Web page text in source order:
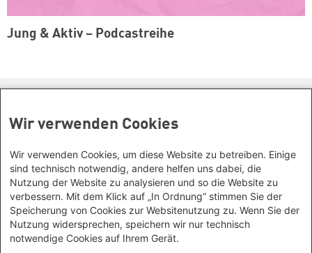
Jung & Aktiv – Podcastreihe
Bayerisches Bildungswerk für Demokratie und Ökologie
in der Heinrich-Böll-Stiftung e.V.
Wegbeschreibung
Hochbrückenstr. 10
80331 München
Social Links
Instagram
TikTok
Heinrich-Böll-Stiftungen
Wir verwenden Cookies
Wir verwenden Cookies, um diese Website zu betreiben. Einige
sind technisch notwendig, andere helfen uns dabei, die
Nutzung der Website zu analysieren und so die Website zu
verbessern. Mit dem Klick auf „In Ordnung“ stimmen Sie der
Speicherung von Cookies zur Websitenutzung zu. Wenn Sie der
Nutzung widersprechen, speichern wir nur technisch
notwendige Cookies auf Ihrem Gerät.